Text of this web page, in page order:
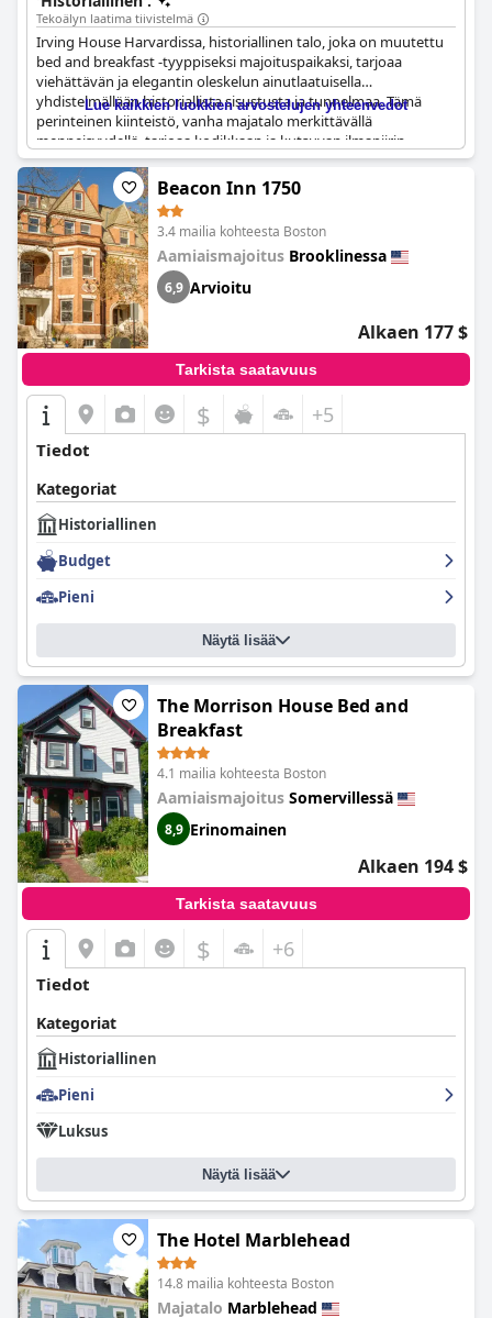
Tekoälyn laatima tiivistelmä
Irving House Harvardissa, historiallinen talo, joka on muutettu
bed and breakfast -tyyppiseksi majoituspaikaksi, tarjoaa
viehättävän ja elegantin oleskelun ainutlaatuisella
yhdistelmällään historiallista sisustusta ja tunnelmaa. Tämä
perinteinen kiinteistö, vanha majatalo merkittävällä
menneisyydellä, tarjoaa kodikkaan ja kutsuvan ilmapiirin.
Vieraat arvostavat vanhemman rakennuksen viehätystä ja sen
luomaa hienoa ympäristöä, erityisesti Harvardin yliopiston
kanssa tekemisissä olevat. Aamiainen on sekä monipuolinen
että ilmainen, mikä lisää sen houkuttelevuutta. Lisäksi se on
edullinen vaihtoehto Harvardin alueella, ihanteellinen nopeaan
oleskeluun tarjoten samalla ripauksen historiallista eleganssia.
Lue kaikkien luokkien arvostelujen yhteenvedot
Beacon Inn 1750
3.4 mailia kohteesta Boston
Aamiaismajoitus Brooklinessa
6,9 Arvioitu
Alkaen 177 $
Tarkista saatavuus
$ +5
Tiedot
Kategoriat
Historiallinen
Budget
Pieni
Näytä lisää
The Morrison House Bed and
Breakfast
4.1 mailia kohteesta Boston
Aamiaismajoitus Somervillessä
8,9 Erinomainen
Alkaen 194 $
Tarkista saatavuus
$ +6
Tiedot
Kategoriat
Historiallinen
Pieni
Luksus
Näytä lisää
The Hotel Marblehead
14.8 mailia kohteesta Boston
Majatalo Marblehead